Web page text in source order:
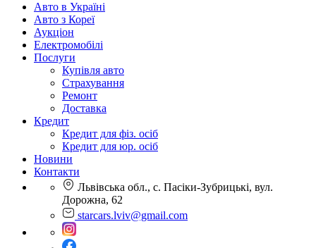
Авто в Україні
Авто з Кореї
Аукціон
Електромобілі
Послуги
Купівля авто
Страхування
Ремонт
Доставка
Кредит
Кредит для фіз. осіб
Кредит для юр. осіб
Новини
Контакти
Львівська обл., с. Пасіки-Зубрицькі, вул.
Дорожна, 62
starcars.lviv@gmail.com